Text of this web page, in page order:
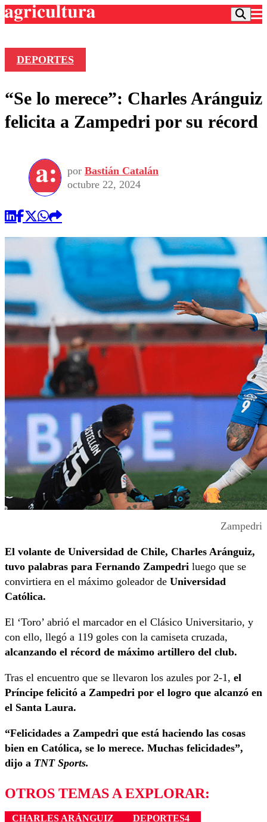
Frecuencias
Agricultura TV
Deportes
Motor
Otros Deportes
Universidad Católica
Universidad de Chile
Dato Practico
Política
Sustentabilidad
Vida Social
Publicaciones en medios
Comercial
DEPORTES
“Se lo merece”: Charles Aránguiz
felicita a Zampedri por su récord
por Bastián Catalán
octubre 22, 2024
Zampedri
El volante de Universidad de Chile, Charles Aránguiz,
tuvo palabras para Fernando Zampedri luego que se
convirtiera en el máximo goleador de Universidad
Católica.
El ‘Toro’ abrió el marcador en el Clásico Universitario, y
con ello, llegó a 119 goles con la camiseta cruzada,
alcanzando el récord de máximo artillero del club.
Tras el encuentro que se llevaron los azules por 2-1, el
Príncipe felicitó a Zampedri por el logro que alcanzó en
el Santa Laura.
“Felicidades a Zampedri que está haciendo las cosas
bien en Católica, se lo merece. Muchas felicidades”,
dijo a TNT Sports.
OTROS TEMAS A EXPLORAR:
CHARLES ARÁNGUIZ
DEPORTES4